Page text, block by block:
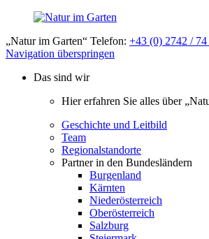
„Natur im Garten“ Telefon: +43 (0) 2742 / 74
Navigation überspringen
Das sind wir
Hier erfahren Sie alles über
Geschichte und Leitbild
Team
Regionalstandorte
Partner in den Bundesländern
Burgenland
Kärnten
Niederösterreich
Oberösterreich
Salzburg